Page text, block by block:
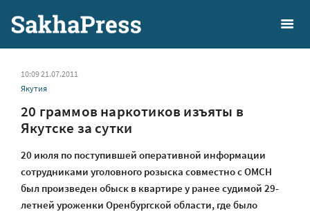
10:09 21.07.2011
Якутия
20 граммов наркотиков изъяты в
Якутске за сутки
20 июля по поступившей оперативной информации
сотрудниками уголовного розыска совместно с ОМСН
был произведен обыск в квартире у ранее судимой 29-
летней уроженки Оренбургской области, где было